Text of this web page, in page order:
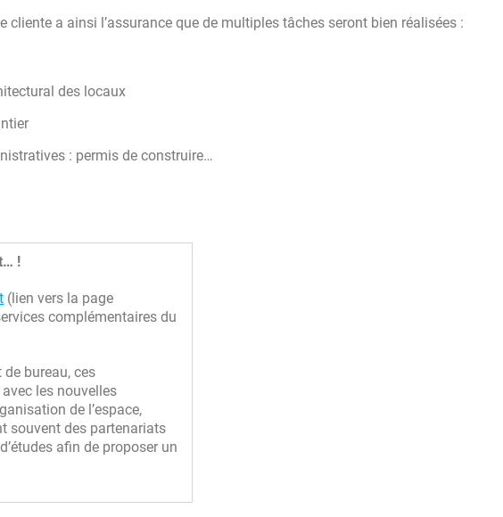
cliente a ainsi l’assurance que de multiples tâches seront bien réalisées :
des locaux
: permis de construire…
!
(lien vers la page
complémentaires du
bureau, ces
les nouvelles
de l’espace,
souvent des partenariats
afin de proposer un